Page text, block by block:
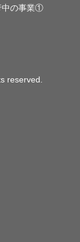
中の事業①
reserved.